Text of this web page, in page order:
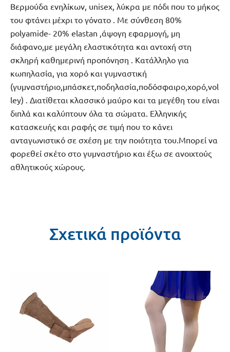
Βερμούδα ενηλίκων, unisex, λύκρα με πόδι που το μήκος
του φτάνει μέχρι το γόνατο . Με σύνθεση 80%
polyamide- 20% elastan ,άψογη εφαρμογή, μη
διάφανο,με μεγάλη ελαστικότητα και αντοχή στη
σκληρή καθημερινή προπόνηση . Κατάλληλο για
κωπηλασία, για χορό και γυμναστική
(γυμναστήριο,μπάσκετ,ποδηλασία,ποδόσφαιρο,χορό,vol
ley) . Διατίθεται κλασσικό μαύρο και τα μεγέθη του είναι
διπλά και καλύπτουν όλα τα σώματα. Ελληνικής
κατασκευής και ραφής σε τιμή που το κάνει
ανταγωνιστικό σε σχέση με την ποιότητα του.Μπορεί να
φορεθεί σκέτο στο γυμναστήριο και έξω σε ανοιχτούς
αθλητικούς χώρους.
Σχετικά προϊόντα